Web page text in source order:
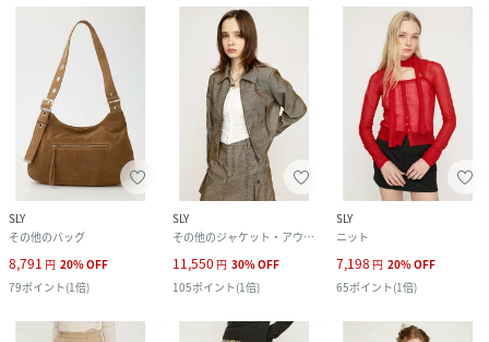
SLY
その他のバッグ
8,791 円 20%OFF
79ポイント(1倍)
SLY
その他のジャケット・アウター
11,550 円 30%OFF
105ポイント(1倍)
SLY
ニット
7,198 円 20%OFF
65ポイント(1倍)